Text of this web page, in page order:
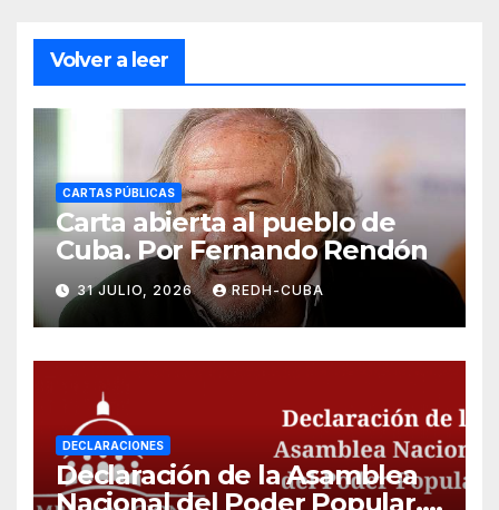
Volver a leer
CARTAS PÚBLICAS
Carta abierta al pueblo de
Cuba. Por Fernando Rendón
31 JULIO, 2026 REDH-CUBA
DECLARACIONES
Declaración de la Asamblea
Nacional del Poder Popular,